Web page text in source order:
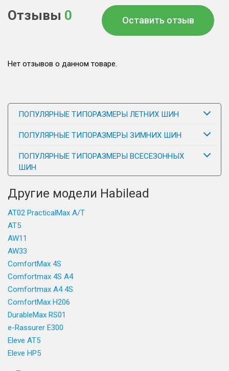
Отзывы 0 Оставить отзыв
Нет отзывов о данном товаре.
ПОПУЛЯРНЫЕ ТИПОРАЗМЕРЫ ЛЕТНИХ ШИН
ПОПУЛЯРНЫЕ ТИПОРАЗМЕРЫ ЗИМНИХ ШИН
ПОПУЛЯРНЫЕ ТИПОРАЗМЕРЫ ВСЕСЕЗОННЫХ
ШИН
Другие модели Habilead
AT02 PracticalMax A/T
AT5
AW11
AW33
ComfortMax 4S
Comfortmax 4S A4
Comfortmax A4 4S
ComfortMax H206
DurableMax RS01
e-Rassurer E300
Eleve AT5
Eleve HP5